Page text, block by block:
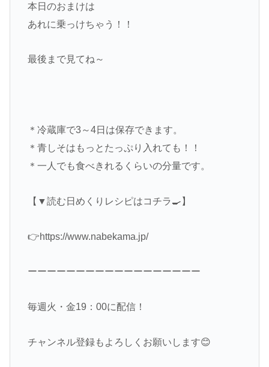
本日のおまけは
あれに乗っけちゃう！！
最後まで見てね～
＊冷蔵庫で3～4日は保存できます。
＊青しそはもっとたっぷり入れても！！
＊一人でも食べきれるくらいの分量です。
【▼読む日めくりレシピはコチラ🍳】
👉https://www.nabekama.jp/
ーーーーーーーーーーーーーーーーーー
毎週火・金19：00に配信！
チャンネル登録もよろしくお願いします😊